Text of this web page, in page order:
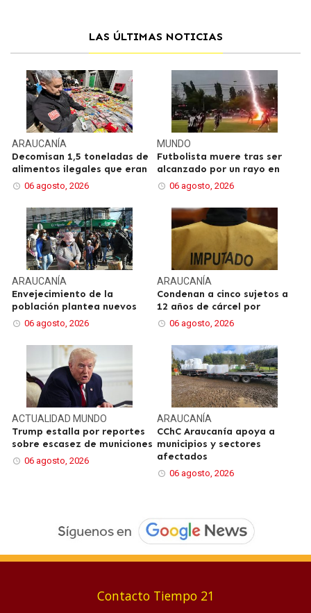
LAS ÚLTIMAS NOTICIAS
ARAUCANÍA
Decomisan 1,5 toneladas de
alimentos ilegales que eran
06 agosto, 2026
MUNDO
Futbolista muere tras ser
alcanzado por un rayo en
06 agosto, 2026
ARAUCANÍA
Envejecimiento de la
población plantea nuevos
06 agosto, 2026
ARAUCANÍA
Condenan a cinco sujetos a
12 años de cárcel por
06 agosto, 2026
ACTUALIDAD MUNDO
Trump estalla por reportes
sobre escasez de municiones
06 agosto, 2026
ARAUCANÍA
CChC Araucanía apoya a
municipios y sectores
afectados
06 agosto, 2026
Contacto Tiempo 21